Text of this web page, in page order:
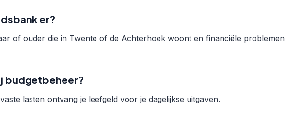
er?
of ouder die in Twente of de Achterhoek woont en financiële problemen
budgetbeheer?
lasten ontvang je leefgeld voor je dagelijkse uitgaven.